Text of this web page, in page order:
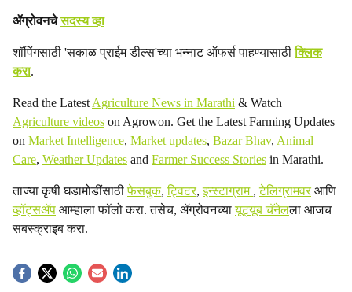
ॲग्रोवनचेसदस्य व्हा
शॉपिंगसाठी 'सकाळ प्राईम डील्स'च्या भन्नाट ऑफर्स पाहण्यासाठीक्लिक
करा.
Read the Latest Agriculture News in Marathi & Watch
Agriculture videos on Agrowon. Get the Latest Farming Updates
on Market Intelligence, Market updates, Bazar Bhav, Animal
Care, Weather Updates and Farmer Success Stories in Marathi.
ताज्या कृषी घडामोडींसाठीफेसबुक,ट्विटर,इन्स्टाग्राम ,टेलिग्रामवरआणि
व्हॉट्सॲप आम्हाला फॉलो करा. तसेच, ॲग्रोवनच्यायूट्यूब चॅनेलला आजच
सबस्क्राइब करा.